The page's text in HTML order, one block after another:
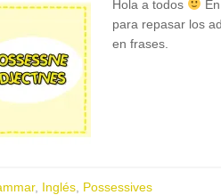
Hola a todos
para repasar los
en frases.
, Inglés Possessives